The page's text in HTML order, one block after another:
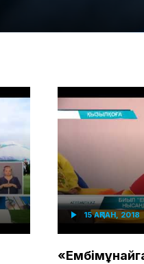
15 АҚПАН, 2018